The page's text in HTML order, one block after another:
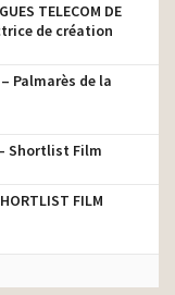
TELECOM DE
de création
Palmarès de la
– Shortlist Film
FILM